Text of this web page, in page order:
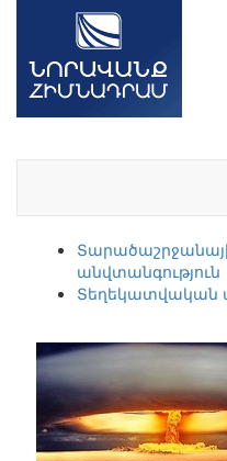
անվտանգություն
Տեղեկատվական